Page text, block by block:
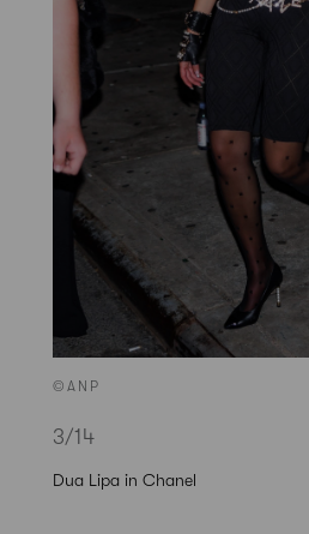
©ANP
3/14
Dua Lipa in Chanel